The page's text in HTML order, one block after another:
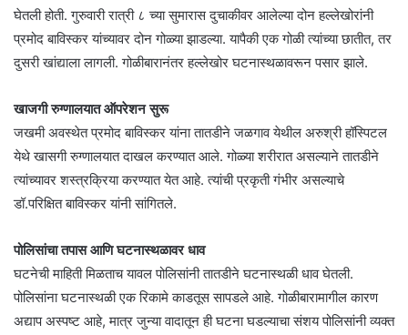
घेतली होती. गुरुवारी रात्री ८ च्या सुमारास दुचाकीवर आलेल्या दोन हल्लेखोरांनी
प्रमोद बाविस्कर यांच्यावर दोन गोळ्या झाडल्या. यापैकी एक गोळी त्यांच्या छातीत, तर
दुसरी खांद्याला लागली. गोळीबारानंतर हल्लेखोर घटनास्थळावरून पसार झाले.
खाजगी रुग्णालयात ऑपरेशन सुरू
जखमी अवस्थेत प्रमोद बाविस्कर यांना तातडीने जळगाव येथील अरुश्री हॉस्पिटल
येथे खासगी रुग्णालयात दाखल करण्यात आले. गोळ्या शरीरात असल्याने तातडीने
त्यांच्यावर शस्त्रक्रिया करण्यात येत आहे. त्यांची प्रकृती गंभीर असल्याचे
डॉ.परिक्षित बाविस्कर यांनी सांगितले.
पोलिसांचा तपास आणि घटनास्थळावर धाव
घटनेची माहिती मिळताच यावल पोलिसांनी तातडीने घटनास्थळी धाव घेतली.
पोलिसांना घटनास्थळी एक रिकामे काडतूस सापडले आहे. गोळीबारामागील कारण
अद्याप अस्पष्ट आहे, मात्र जुन्या वादातून ही घटना घडल्याचा संशय पोलिसांनी व्यक्त